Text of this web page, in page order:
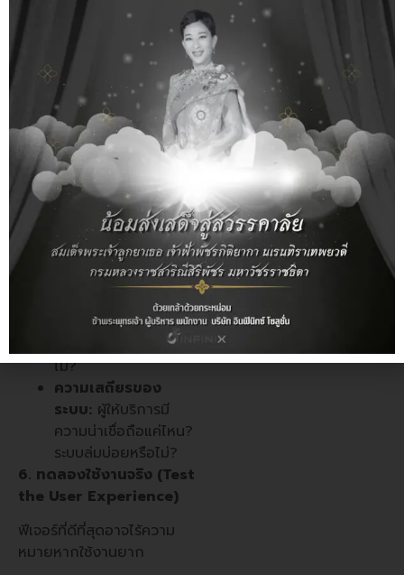
(Prioritize Security &
Reliability)
สำหรับการใช้งานในองค์กร
เรื่องนี้สำคัญที่สุด
การเข้ารหัสข้อมูล:มี
การเข้ารหัสข้อมูลแบบ
End-to-End
Encryption หรือไม่
เพื่อป้องกันการดักฟัง
ข้อมูล
การควบคุมผู้เข้าร่วม:
ผู้จัดการประชุมสามารถ
ควบคุมการเข้าห้อง,
ปิดไมค์, หรือเชิญคน
ออกจากห้องได้หรือ
ไม่?
ความเสถียรของ
ระบบ: ผู้ให้บริการมี
ความน่าเชื่อถือแค่ไหน?
ระบบล่มบ่อยหรือไม่?
6. ทดลองใช้งานจริง (Test
the User Experience)
ฟีเจอร์ที่ดีที่สุดอาจไร้ความ
หมายหากใช้งานยาก